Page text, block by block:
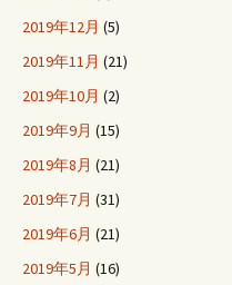
2019年12月 (5)
2019年11月 (21)
2019年10月 (2)
2019年9月 (15)
2019年8月 (21)
2019年7月 (31)
2019年6月 (21)
2019年5月 (16)